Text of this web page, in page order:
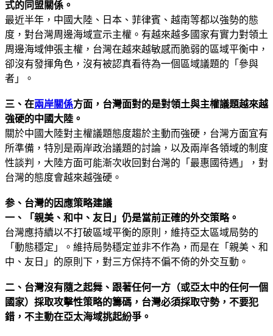
式的同盟關係 。
最近半年，中國大陸、日本、菲律賓、越南等都以強勢的態
度，對台灣周邊海域宣示主權。有越來越多國家有實力對領土
周邊海域伸張主權，台灣在越來越敏感而脆弱的區域平衡中，
卻沒有發揮角色，沒有被認真看待為一個區域議題的「參與
者」。
三、在兩岸關係方面 ， 台灣面對的是對領土與主權議題越來越
強硬的中國大陸。
關於中國大陸對主權議題態度趨於主動而強硬，台灣方面宜有
所準備，特別是兩岸政治議題的討論，以及兩岸各領域的制度
性談判，大陸方面可能漸次收回對台灣的「最惠國待遇」，對
台灣的態度會越來越強硬。
参、台灣的因應策略建議
一、「親美、和中、友日」仍是當前正確的外交策略。
台灣應持續以不打破區域平衡的原則，維持亞太區域局勢的
「動態穩定」。維持局勢穩定並非不作為，而是在「親美、和
中、友日」的原則下，對三方保持不偏不倚的外交互動。
二、台灣沒有隨之起舞、跟著任何一方（或亞太中的任何一個
國家）採取攻擊性策略的籌碼，台灣必須採取守勢，不要犯
錯，不主動在亞太海域挑起紛爭。